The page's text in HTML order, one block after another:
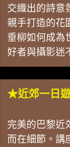
交織出的詩意
親手打造的花
垂柳如何成為
好者與攝影迷
★近郊一日
完美的巴黎近
而在細節。講